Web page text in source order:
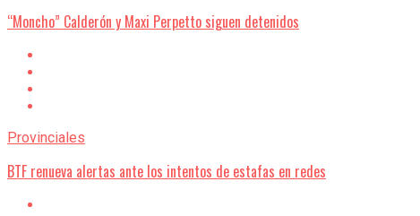
“Moncho” Calderón y Maxi Perpetto siguen detenidos
Provinciales
BTF renueva alertas ante los intentos de estafas en redes